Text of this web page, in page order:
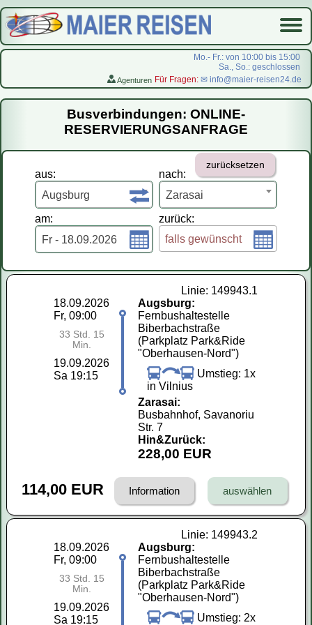
Mo.- Fr.: von 10:00 bis 15:00
Sa., So.: geschlossen
Agenturen Für Fragen: ✉ info@maier-reisen24.de
Startseite
Busverbindungen
Flugreisen
LastMinute-Pauschal
На русском
Busverbindungen: ONLINE-
RESERVIERUNGSANFRAGE
aus:
Augsburg
am:
Fr - 18.09.2026
nach:
Zarasai
zurücksetzen
zurück:
falls gewünscht
18.09.2026
Fr, 09:00
33 Std. 15
Min.
19.09.2026
Sa 19:15
Linie: 149943.1
Augsburg:
Fernbushaltestelle
Biberbachstraße
(Parkplatz Park&Ride
"Oberhausen-Nord")
Umstieg: 1x
in Vilnius
Zarasai:
Busbahnhof, Savanoriu
Str. 7
Hin&Zurück:
228,00 EUR
114,00 EUR Information
18.09.2026
Fr, 09:00
33 Std. 15
Min.
19.09.2026
Sa 19:15
Linie: 149943.2
Augsburg:
Fernbushaltestelle
Biberbachstraße
(Parkplatz Park&Ride
"Oberhausen-Nord")
Umstieg: 2x